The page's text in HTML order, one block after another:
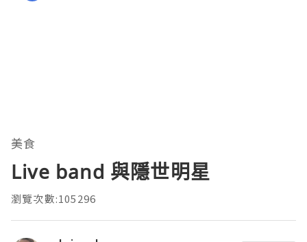
美食
Live band 與隱世明星
瀏覽次數:105296